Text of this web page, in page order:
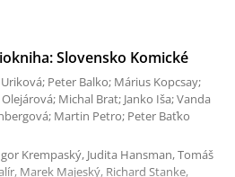
Slovensko Komické
Peter Balko; Márius Kopcsay;
Michal Brat; Janko Iša; Vanda
Martin Petro; Peter Baťko
Krempaský, Judita Hansman, Tomáš
Marek Majeský, Richard Stanke,